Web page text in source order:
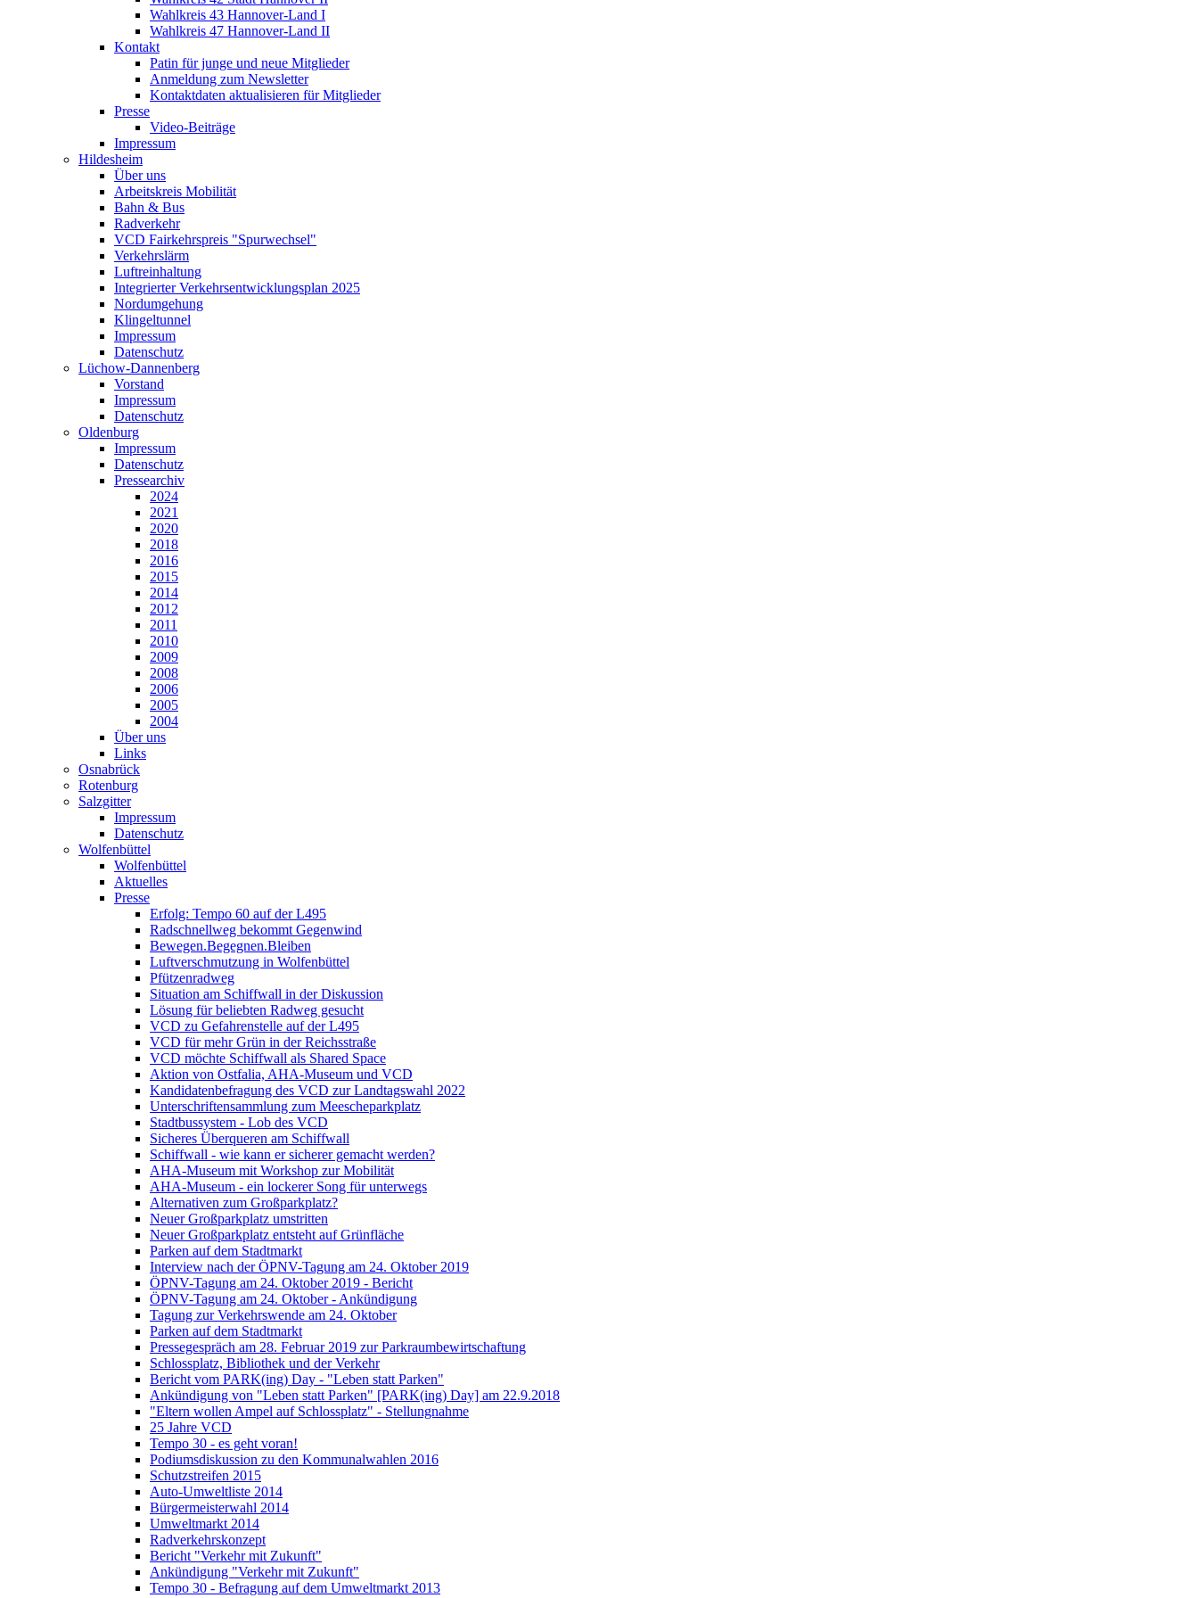
Wahlkreis 43 Hannover-Land I
Wahlkreis 47 Hannover-Land II
Kontakt
Patin für junge und neue Mitglieder
Anmeldung zum Newsletter
Kontaktdaten aktualisieren für Mitglieder
Presse
Video-Beiträge
Impressum
Hildesheim
Über uns
Arbeitskreis Mobilität
Bahn & Bus
Radverkehr
VCD Fairkehrspreis "Spurwechsel"
Verkehrslärm
Luftreinhaltung
Integrierter Verkehrsentwicklungsplan 2025
Nordumgehung
Klingeltunnel
Impressum
Datenschutz
Lüchow-Dannenberg
Vorstand
Impressum
Datenschutz
Oldenburg
Impressum
Datenschutz
Pressearchiv
2024
2021
2020
2018
2016
2015
2014
2012
2011
2010
2009
2008
2006
2005
2004
Über uns
Links
Osnabrück
Rotenburg
Salzgitter
Impressum
Datenschutz
Wolfenbüttel
Wolfenbüttel
Aktuelles
Presse
Erfolg: Tempo 60 auf der L495
Radschnellweg bekommt Gegenwind
Bewegen.Begegnen.Bleiben
Luftverschmutzung in Wolfenbüttel
Pfützenradweg
Situation am Schiffwall in der Diskussion
Lösung für beliebten Radweg gesucht
VCD zu Gefahrenstelle auf der L495
VCD für mehr Grün in der Reichsstraße
VCD möchte Schiffwall als Shared Space
Aktion von Ostfalia, AHA-Museum und VCD
Kandidatenbefragung des VCD zur Landtagswahl 2022
Unterschriftensammlung zum Meescheparkplatz
Stadtbussystem - Lob des VCD
Sicheres Überqueren am Schiffwall
Schiffwall - wie kann er sicherer gemacht werden?
AHA-Museum mit Workshop zur Mobilität
AHA-Museum - ein lockerer Song für unterwegs
Alternativen zum Großparkplatz?
Neuer Großparkplatz umstritten
Neuer Großparkplatz entsteht auf Grünfläche
Parken auf dem Stadtmarkt
Interview nach der ÖPNV-Tagung am 24. Oktober 2019
ÖPNV-Tagung am 24. Oktober 2019 - Bericht
ÖPNV-Tagung am 24. Oktober - Ankündigung
Tagung zur Verkehrswende am 24. Oktober
Parken auf dem Stadtmarkt
Pressegespräch am 28. Februar 2019 zur Parkraumbewirtschaftung
Schlossplatz, Bibliothek und der Verkehr
Bericht vom PARK(ing) Day - "Leben statt Parken"
Ankündigung von "Leben statt Parken" [PARK(ing) Day] am 22.9.2018
"Eltern wollen Ampel auf Schlossplatz" - Stellungnahme
25 Jahre VCD
Tempo 30 - es geht voran!
Podiumsdiskussion zu den Kommunalwahlen 2016
Schutzstreifen 2015
Auto-Umweltliste 2014
Bürgermeisterwahl 2014
Umweltmarkt 2014
Radverkehrskonzept
Bericht "Verkehr mit Zukunft"
Ankündigung "Verkehr mit Zukunft"
Tempo 30 - Befragung auf dem Umweltmarkt 2013